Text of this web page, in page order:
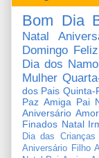
Bom Dia
Natal
Domingo
Dia dos
Mulher
dos Pais Quinta-
Paz Amiga Pai
Aniversário Amor
Finados Natal
Dia das Crianças
Aniversário Filho